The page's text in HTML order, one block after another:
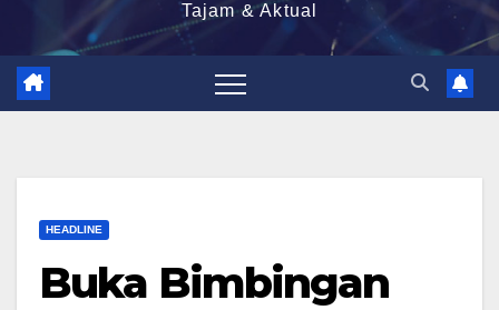
Tajam & Aktual
HEADLINE
Buka Bimbingan